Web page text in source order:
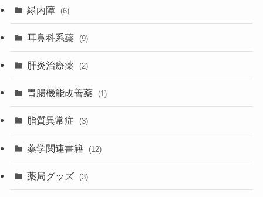
緑内障 (6)
耳鼻科系薬 (9)
肝炎治療薬 (2)
胃腸機能改善薬 (1)
脂質異常症 (3)
薬学関連書籍 (12)
薬局グッズ (3)